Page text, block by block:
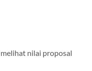
nilai proposal